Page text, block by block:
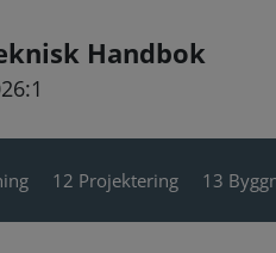
Handbok
12 Projektering 13